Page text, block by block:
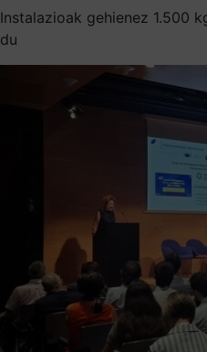
Instalazioak gehienez 1.500
du